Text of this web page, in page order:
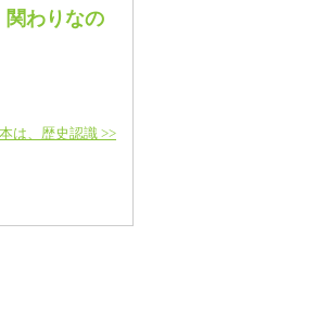
関わりなの
は、歴史認識 >>